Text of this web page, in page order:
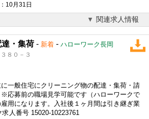
10月31日
関連求人情報
・集荷 - 新着 - ハローワーク長岡
８０－３
一般住宅にクリーニング物の配達・集荷・請
応募前の職場見学可能です（ハローワークで
用になります。入社後１ヶ月間は引き継ぎ業
人番号 15020-10223761